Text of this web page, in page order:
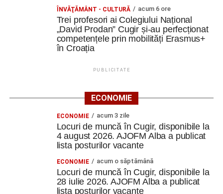
sustenabilitatea nu înseamnă doar politici europene și
concepte complexe. Înseamnă și să reparăm înainte să
aruncăm, să refolosim înainte să cumpărăm și să găsim
soluții creative pentru ceea ce avem deja”.
creat și testat propriile workshopuri. A fost o experiență în
S-a continuat cu tema Media Literacy, iar apoi fiecare
„Am învățat să construim mesaje, să lucrăm în echipă și
să folosim comunicarea ca instrument pentru
ÎNVĂŢĂMÂNT - CULTURĂ acum 6 ore
Trei profesori ai Colegiului Național
„David Prodan” Cugir și-au perfecționat
competențele prin mobilități Erasmus+
în Croația
PUBLICITATE
ECONOMIE
ECONOMIE acum 3 zile
Locuri de muncă în Cugir, disponibile la
4 august 2026. AJOFM Alba a publicat
lista posturilor vacante
ECONOMIE acum o săptămână
Locuri de muncă în Cugir, disponibile la
28 iulie 2026. AJOFM Alba a publicat
lista posturilor vacante